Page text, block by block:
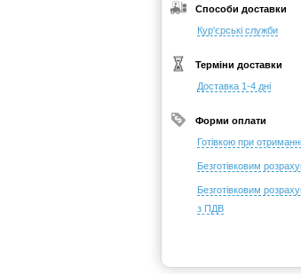
Способи доставки
Кур'єрські служби
Терміни доставки
Доставка 1-4 дні
Форми оплати
Готівкою при отриманні
Безготівковим
Безготівковим
з ПДВ